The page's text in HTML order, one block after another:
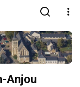
Anjou